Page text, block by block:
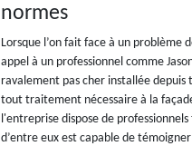
normes
Lorsque l’on fait face à un
appel à un professionnel comme
ravalement pas cher installée depuis
tout traitement nécessaire à la
l'entreprise dispose de
d’entre eux est capable de